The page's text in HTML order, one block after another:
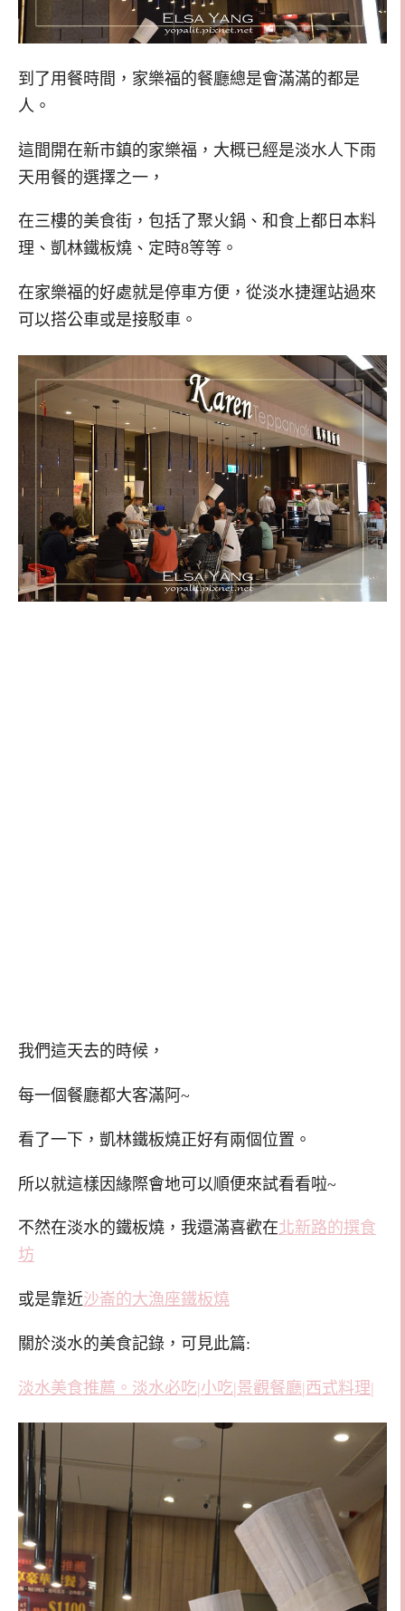
到了用餐時間，家樂福的餐廳總是會滿滿的都是
人。
這間開在新市鎮的家樂福，大概已經是淡水人下雨
天用餐的選擇之一，
在三樓的美食街，包括了聚火鍋、和食上都日本料
理、凱林鐵板燒、定時8等等。
在家樂福的好處就是停車方便，從淡水捷運站過來
可以搭公車或是接駁車。
我們這天去的時候，
每一個餐廳都大客滿阿~
看了一下，凱林鐵板燒正好有兩個位置。
所以就這樣因緣際會地可以順便來試看看啦~
不然在淡水的鐵板燒，我還滿喜歡在北新路的撰食
坊
或是靠近沙崙的大漁座鐵板燒
關於淡水的美食記錄，可見此篇:
淡水美食推薦。淡水必吃|小吃|景觀餐廳|西式料理|